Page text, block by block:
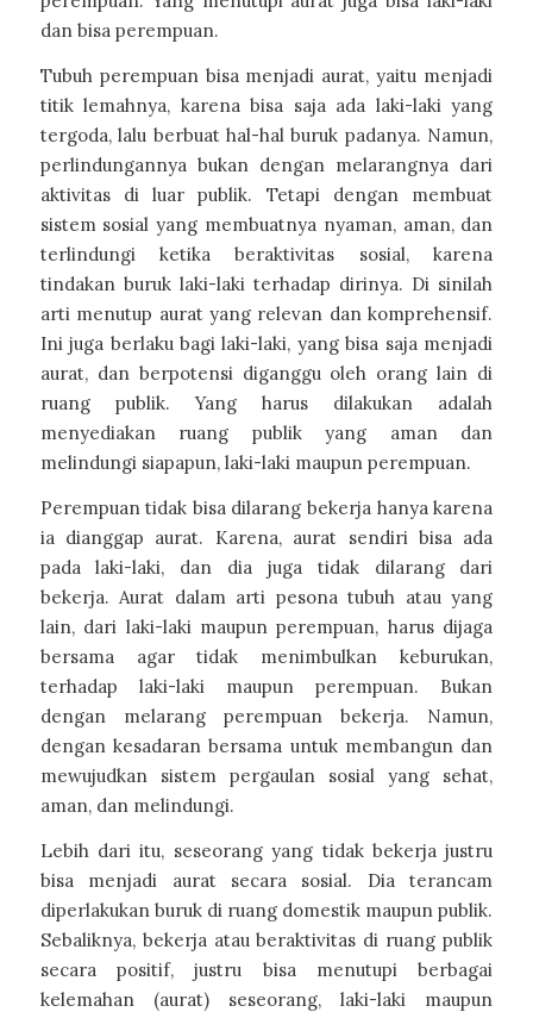
dan bisa perempuan.
Tubuh perempuan bisa menjadi aurat, yaitu menjadi
titik lemahnya, karena bisa saja ada laki-laki yang
tergoda, lalu berbuat hal-hal buruk padanya. Namun,
perlindungannya bukan dengan melarangnya dari
aktivitas di luar publik. Tetapi dengan membuat
sistem sosial yang membuatnya nyaman, aman, dan
terlindungi ketika beraktivitas sosial, karena
tindakan buruk laki-laki terhadap dirinya. Di sinilah
arti menutup aurat yang relevan dan komprehensif.
Ini juga berlaku bagi laki-laki, yang bisa saja menjadi
aurat, dan berpotensi diganggu oleh orang lain di
ruang publik. Yang harus dilakukan adalah
menyediakan ruang publik yang aman dan
melindungi siapapun, laki-laki maupun perempuan.
Perempuan tidak bisa dilarang bekerja hanya karena
ia dianggap aurat. Karena, aurat sendiri bisa ada
pada laki-laki, dan dia juga tidak dilarang dari
bekerja. Aurat dalam arti pesona tubuh atau yang
lain, dari laki-laki maupun perempuan, harus dijaga
bersama agar tidak menimbulkan keburukan,
terhadap laki-laki maupun perempuan. Bukan
dengan melarang perempuan bekerja. Namun,
dengan kesadaran bersama untuk membangun dan
mewujudkan sistem pergaulan sosial yang sehat,
aman, dan melindungi.
Lebih dari itu, seseorang yang tidak bekerja justru
bisa menjadi aurat secara sosial. Dia terancam
diperlakukan buruk di ruang domestik maupun publik.
Sebaliknya, bekerja atau beraktivitas di ruang publik
secara positif, justru bisa menutupi berbagai
kelemahan (aurat) seseorang, laki-laki maupun